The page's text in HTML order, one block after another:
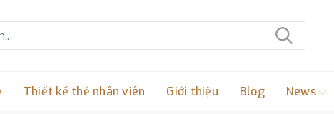
Thiết kế thẻ nhân viên Giới thiệu Blog News